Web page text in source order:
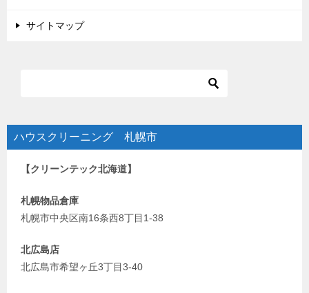
サイトマップ
ハウスクリーニング 札幌市
【クリーンテック北海道】
札幌物品倉庫
札幌市中央区南16条西8丁目1-38
北広島店
北広島市希望ヶ丘3丁目3-40